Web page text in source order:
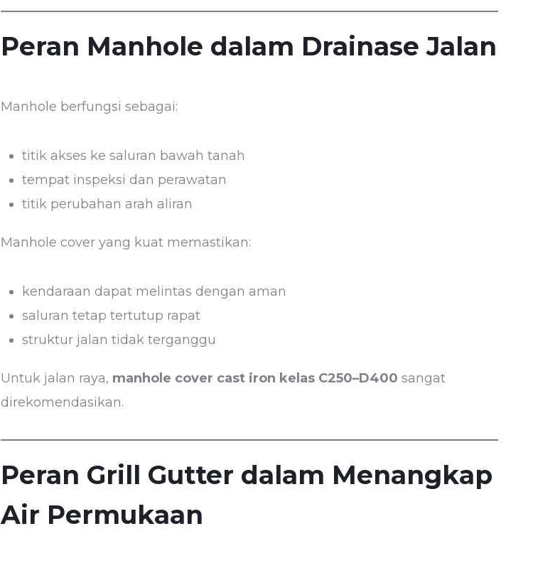
Peran Manhole dalam Drainase Jalan
Manhole berfungsi sebagai:
titik akses ke saluran bawah tanah
tempat inspeksi dan perawatan
titik perubahan arah aliran
Manhole cover yang kuat memastikan:
kendaraan dapat melintas dengan aman
saluran tetap tertutup rapat
struktur jalan tidak terganggu
Untuk jalan raya, manhole cover cast iron kelas C250–D400 sangat
direkomendasikan.
Peran Grill Gutter dalam Menangkap
Air Permukaan